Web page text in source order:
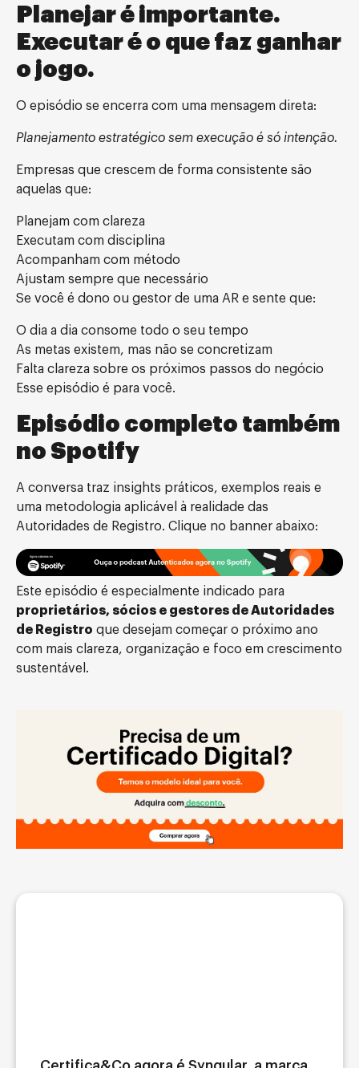
Planejar é importante.
Executar é o que faz ganhar
o jogo.
O episódio se encerra com uma mensagem direta:
Planejamento estratégico sem execução é só intenção.
Empresas que crescem de forma consistente são
aquelas que:
Planejam com clareza
Executam com disciplina
Acompanham com método
Ajustam sempre que necessário
Se você é dono ou gestor de uma AR e sente que:
O dia a dia consome todo o seu tempo
As metas existem, mas não se concretizam
Falta clareza sobre os próximos passos do negócio
Esse episódio é para você.
Episódio completo também
no Spotify
A conversa traz insights práticos, exemplos reais e
uma metodologia aplicável à realidade das
Autoridades de Registro. Clique no banner abaixo:
Este episódio é especialmente indicado para
proprietários, sócios e gestores de Autoridades
de Registro que desejam começar o próximo ano
com mais clareza, organização e foco em crescimento
sustentável.